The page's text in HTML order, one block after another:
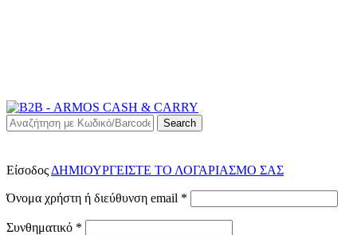
Search
Είσοδος ΔΗΜΙΟΥΡΓΕΙΣΤΕ ΤΟ ΛΟΓΑΡΙΑΣΜΟ ΣΑΣ
Όνομα χρήστη ή διεύθυνση email *
Συνθηματικό *